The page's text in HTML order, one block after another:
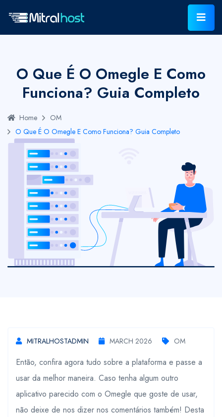
O Que É O Omegle E Como
Funciona? Guia Completo
Home
OM
O Que É O Omegle E Como Funciona? Guia Completo
MITRALHOSTADMIN MARCH 2026 OM
Então, confira agora tudo sobre a plataforma e passe a
usar da melhor maneira. Caso tenha algum outro
aplicativo parecido com o Omegle que goste de usar,
não deixe de nos dizer nos comentários também! Desta